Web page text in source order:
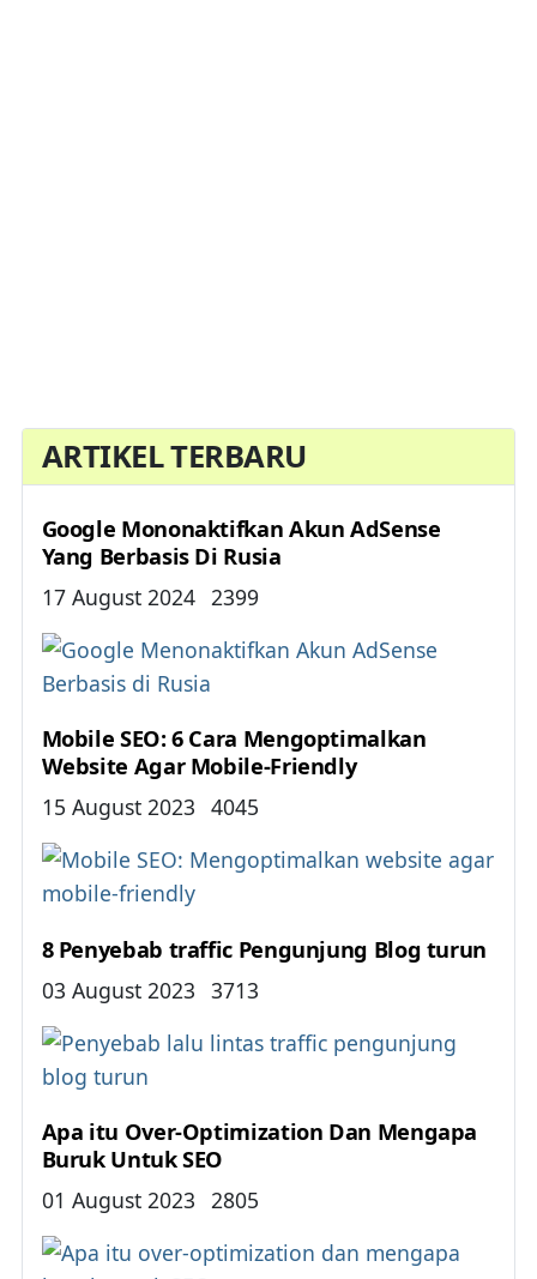
ARTIKEL TERBARU
Google Mononaktifkan Akun AdSense
Yang Berbasis Di Rusia
Details
17 August 2024 2399
Mobile SEO: 6 Cara Mengoptimalkan
Website Agar Mobile-Friendly
Details
15 August 2023 4045
8 Penyebab traffic Pengunjung Blog turun
Details
03 August 2023 3713
Apa itu Over-Optimization Dan Mengapa
Buruk Untuk SEO
Details
01 August 2023 2805